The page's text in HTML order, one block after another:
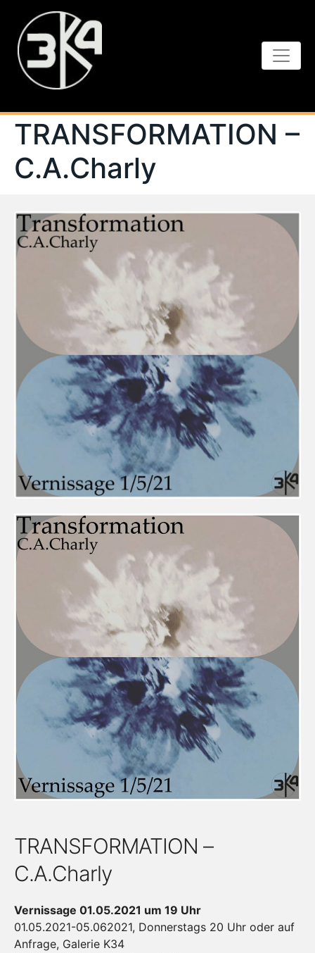
TRANSFORMATION –
C.A.Charly
TRANSFORMATION –
C.A.Charly
Vernissage 01.05.2021 um 19 Uhr
01.05.2021-05.062021, Donnerstags 20 Uhr oder auf
Anfrage, Galerie K34